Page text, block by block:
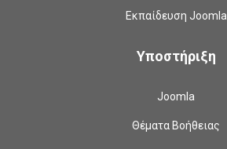
Εκπαίδευση Joomla
Υποστήριξη
Joomla
Θέματα Βοήθειας